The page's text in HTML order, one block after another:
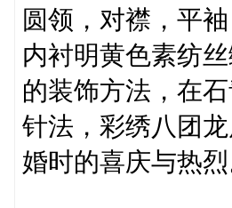
圆领，对襟，平
内衬明黄色素纺
的装饰方法，在
针法，彩绣八团
婚时的喜庆与热